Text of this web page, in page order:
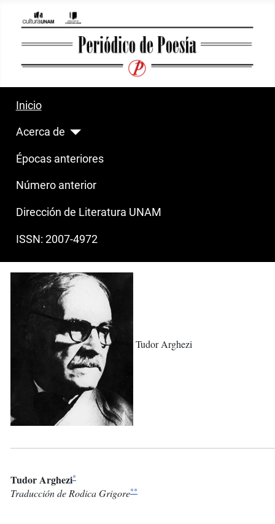
Inicio
Acerca de
Épocas anteriores
Número anterior
Dirección de Literatura UNAM
ISSN: 2007-4972
Tudor Arghezi
Tudor Arghezi*
Traducción de Rodica Grigore**